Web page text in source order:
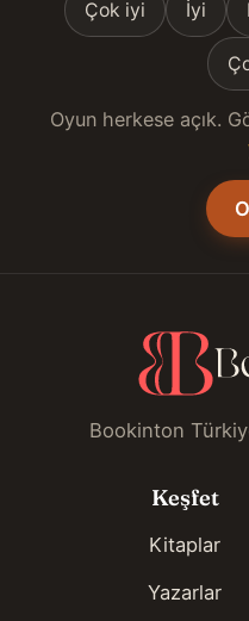
Çok iyi İyi
Oyun herkese açık.
Bookinton
Keşfet
Kitaplar
Yazarlar